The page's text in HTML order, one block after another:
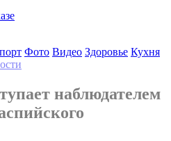
Фото Видео Здоровье Кухня
наблюдателем